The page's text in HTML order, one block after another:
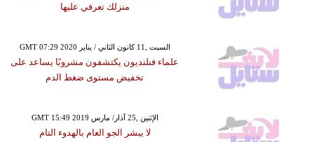
منزلك تعرفي عليها
GMT 07:29 2020 السبت ,11 كانون الثاني / يناير
علماء فنلنديون يكتشفون مشروبًا يساعد على
تخفيض مستوى ضغط الدم
GMT 15:49 2019 الإثنين ,25 آذار/ مارس
لا يبشر الجو العام بالهدوء التام